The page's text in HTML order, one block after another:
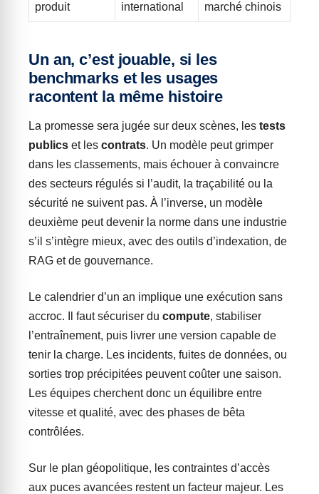
produit
international
marché chinois
Un an, c’est jouable, si les
benchmarks et les usages
racontent la même histoire
La promesse sera jugée sur deux scènes, les tests
publics et les contrats. Un modèle peut grimper
dans les classements, mais échouer à convaincre
des secteurs régulés si l’audit, la traçabilité ou la
sécurité ne suivent pas. À l’inverse, un modèle
deuxième peut devenir la norme dans une industrie
s’il s’intègre mieux, avec des outils d’indexation, de
RAG et de gouvernance.
Le calendrier d’un an implique une exécution sans
accroc. Il faut sécuriser du compute, stabiliser
l’entraînement, puis livrer une version capable de
tenir la charge. Les incidents, fuites de données, ou
sorties trop précipitées peuvent coûter une saison.
Les équipes cherchent donc un équilibre entre
vitesse et qualité, avec des phases de bêta
contrôlées.
Sur le plan géopolitique, les contraintes d’accès
aux puces avancées restent un facteur majeur. Les